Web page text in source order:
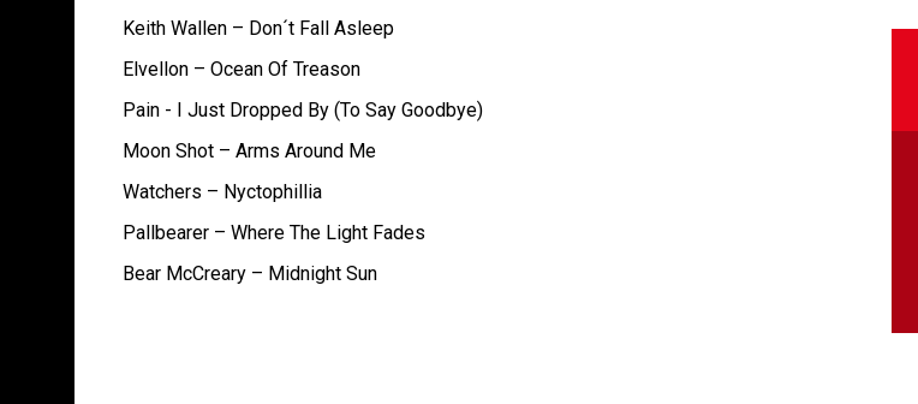
Keith Wallen – Don´t Fall Asleep
Elvellon – Ocean Of Treason
Pain - I Just Dropped By (To Say Goodbye)
Moon Shot – Arms Around Me
Watchers – Nyctophillia
Pallbearer – Where The Light Fades
Bear McCreary – Midnight Sun